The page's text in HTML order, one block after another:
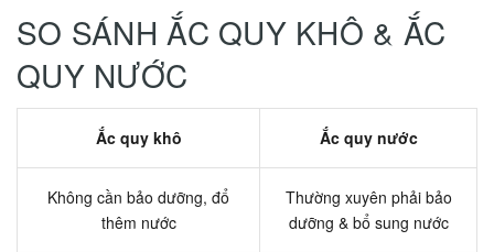
SO SÁNH ẮC QUY KHÔ & ẮC
QUY NƯỚC
Ắc quy khô Ắc quy nước
Không cần bảo dưỡng, đổ
thêm nước
Thường xuyên phải bảo
dưỡng & bổ sung nước